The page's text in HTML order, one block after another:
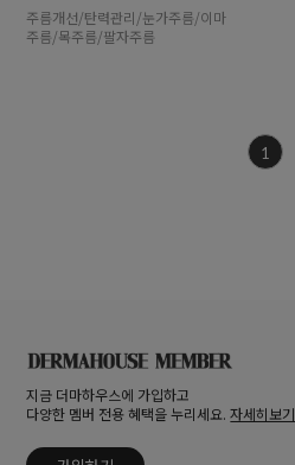
주름개선/탄력관리/눈가주름/이마
주름/목주름/팔자주름
1
지금 더마하우스에 가입하고
다양한 멤버 전용 혜택을 누리세요.자세히보기